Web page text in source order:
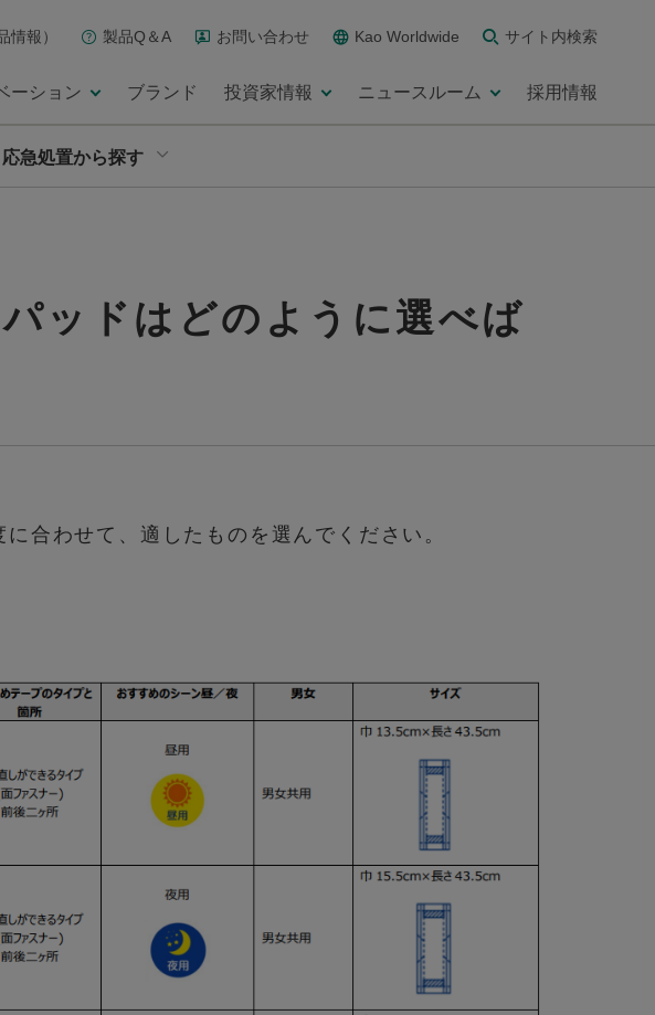
情報） 製品Q＆A お問い合わせ Kao Worldwide サイト内検索
ーション ブランド 投資家情報 ニュースルーム 採用情報
応急処置から探す
ッドはどのように選べば
合わせて、適したものを選んでください。